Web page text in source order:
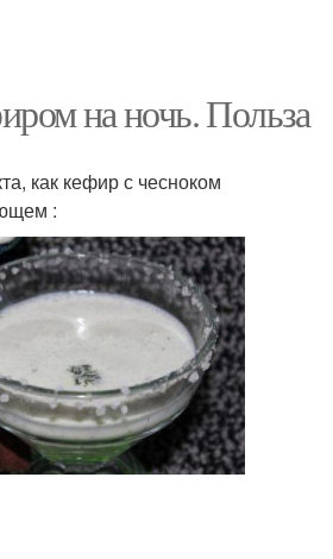
на ночь. Польза
как кефир с чесноком
: